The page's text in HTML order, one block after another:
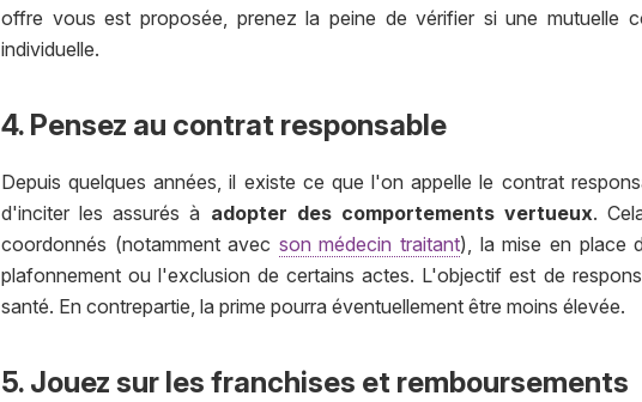
offre vous est proposée, prenez la peine de vérifier si une mutuelle
individuelle.
4. Pensez au contrat responsable
Depuis quelques années, il existe ce que l'on appelle le contrat
d'inciter les assurés à adopter des comportements vertueux.
coordonnés (notamment avec son médecin traitant), la mise en place
plafonnement ou l'exclusion de certains actes. L'objectif est de
santé. En contrepartie, la prime pourra éventuellement être moins élevée.
5. Jouez sur les franchises et remboursements